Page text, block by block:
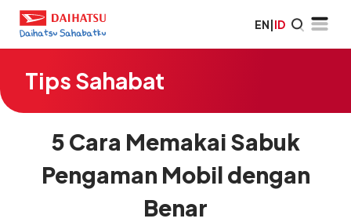
EN|ID
Tips Sahabat
5 Cara Memakai Sabuk
Pengaman Mobil dengan
Benar